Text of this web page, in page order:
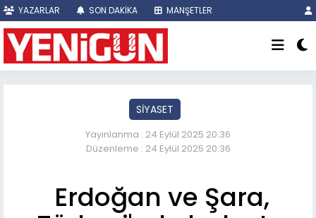
YAZARLAR SON DAKİKA MANŞETLER
SİYASET
Yayınlanma : 24 Eylül 2025 20:36
Düzenleme : 24 Eylül 2025 20:36
Erdoğan ve Şara,